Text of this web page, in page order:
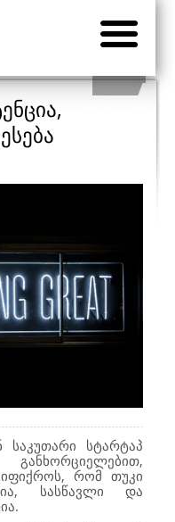
საკუთარი სტარტაპ
იფიქროს, რომ თუკი
სასწავლი და